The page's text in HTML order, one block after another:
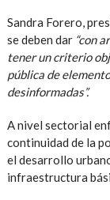
Sandra Forero,
se deben dar“con
tener un criterio
pública de
desinformadas”.
A nivel sectorial
continuidad de la
el desarrollo
infraestructura